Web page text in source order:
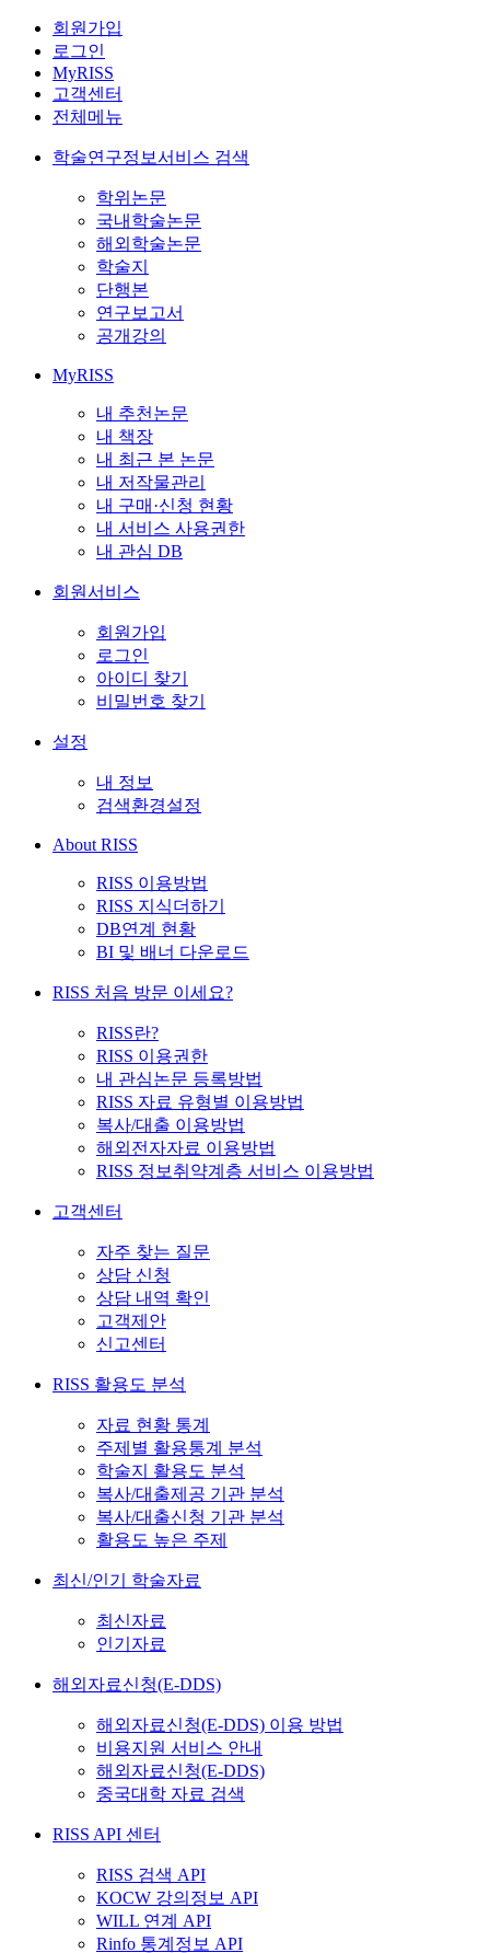
회원가입
로그인
MyRISS
고객센터
전체메뉴
학술연구정보서비스 검색
학위논문
국내학술논문
해외학술논문
학술지
단행본
연구보고서
공개강의
MyRISS
내 추천논문
내 책장
내 최근 본 논문
내 저작물관리
내 구매·신청 현황
내 서비스 사용권한
내 관심 DB
회원서비스
회원가입
로그인
아이디 찾기
비밀번호 찾기
설정
내 정보
검색환경설정
About RISS
RISS 이용방법
RISS 지식더하기
DB연계 현황
BI 및 배너 다운로드
RISS 처음 방문 이세요?
RISS란?
RISS 이용권한
내 관심논문 등록방법
RISS 자료 유형별 이용방법
복사/대출 이용방법
해외전자자료 이용방법
RISS 정보취약계층 서비스 이용방법
고객센터
자주 찾는 질문
상담 신청
상담 내역 확인
고객제안
신고센터
RISS 활용도 분석
자료 현황 통계
주제별 활용통계 분석
학술지 활용도 분석
복사/대출제공 기관 분석
복사/대출신청 기관 분석
활용도 높은 주제
최신/인기 학술자료
최신자료
인기자료
해외자료신청(E-DDS)
해외자료신청(E-DDS) 이용 방법
비용지원 서비스 안내
해외자료신청(E-DDS)
중국대학 자료 검색
RISS API 센터
RISS 검색 API
KOCW 강의정보 API
WILL 연계 API
Rinfo 통계정보 API